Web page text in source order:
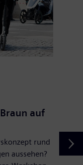
auf
rund
aussehen?